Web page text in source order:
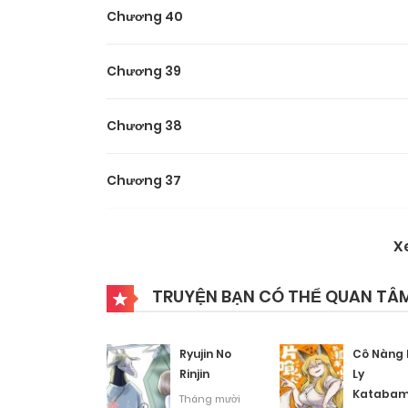
Chương 40
Chương 39
Chương 38
Chương 37
Chương 35
Chương 34
Chương 33
TRUYỆN BẠN CÓ THỂ QUAN
Ryujin No
Rinjin
Tháng mười
Cô Nàng
Ly